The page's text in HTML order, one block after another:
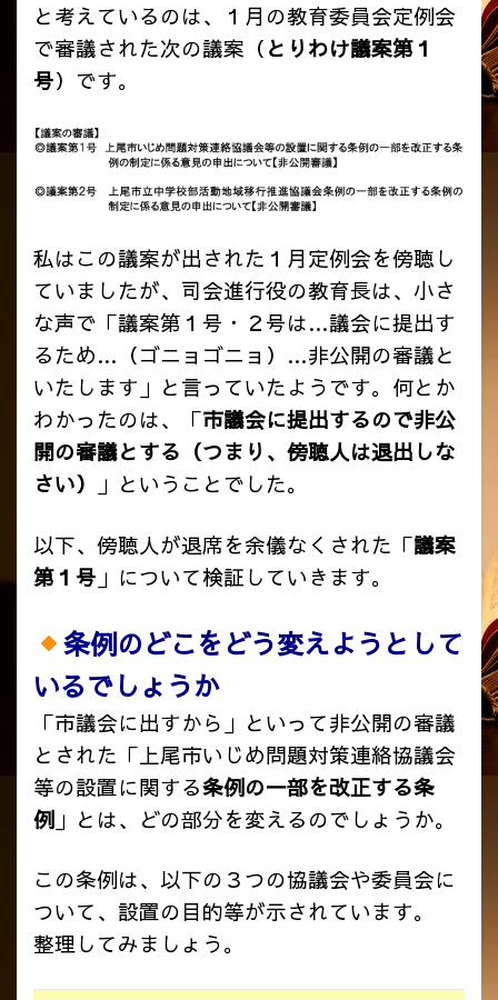
と考えているのは、１月の教育委員会定例会
で審議された次の議案（とりわけ議案第１
号）です。
私はこの議案が出された１月定例会を傍聴し
ていましたが、司会進行役の教育長は、小さ
な声で「議案第１号・２号は…議会に提出す
るため…（ゴニョゴニョ）…非公開の審議と
いたします」と言っていたようです。何とか
わかったのは、「市議会に提出するので非公
開の審議とする（つまり、傍聴人は退出しな
さい）
」ということでした。
以下、傍聴人が退席を余儀なくされた「議案
第１号 」について検証していきます。
条例のどこをどう変えようとして
いるでしょうか
「市議会に出すから」といって非公開の審議
とされた「上尾市いじめ問題対策連絡協議会
等の設置に関する条例の一部を改正する条
例 」とは、どの部分を変えるのでしょうか。
この条例は、以下の３つの協議会や委員会に
ついて、設置の目的等が示されています。
整理してみましょう。